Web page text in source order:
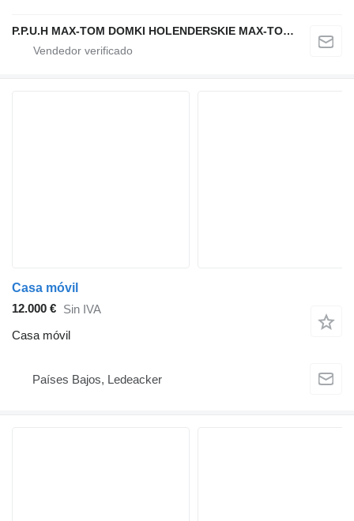
P.P.U.H MAX-TOM DOMKI HOLENDERSKIE MAX-TOM.COM
Casa móvil
12.000 € Sin IVA
Casa móvil
Países Bajos, Ledeacker